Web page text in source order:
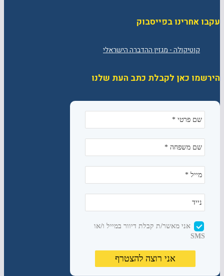
עקבו אחרינו בפייסבוק
הירשמו כאן לקבלת כתב העת שלנו